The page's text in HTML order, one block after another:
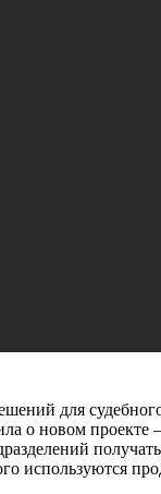
для
о новом
используются